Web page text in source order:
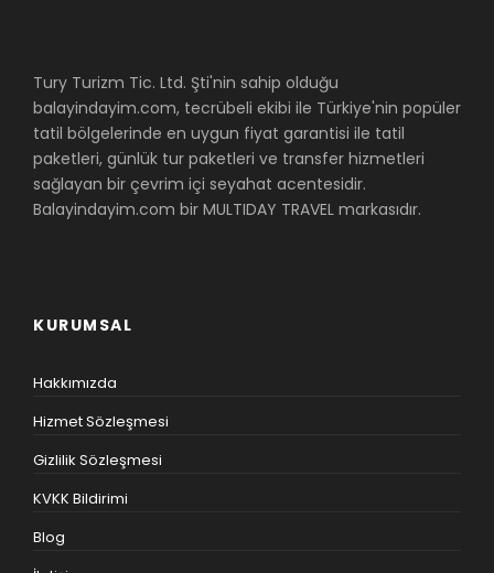
Tury Turizm Tic. Ltd. Şti'nin sahip olduğu
balayindayim.com, tecrübeli ekibi ile Türkiye'nin popüler
tatil bölgelerinde en uygun fiyat garantisi ile tatil
paketleri, günlük tur paketleri ve transfer hizmetleri
sağlayan bir çevrim içi seyahat acentesidir.
Balayindayim.com bir MULTIDAY TRAVEL markasıdır.
KURUMSAL
Hakkımızda
Hizmet Sözleşmesi
Gizlilik Sözleşmesi
KVKK Bildirimi
Blog